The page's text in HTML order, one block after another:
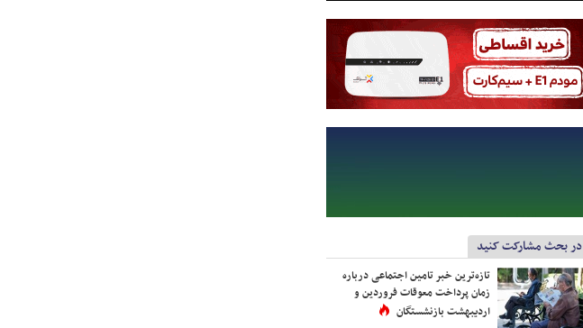
در بحث مشارکت کنید
تازه‌ترین خبر تامین اجتماعی درباره
زمان پرداخت معوقات فروردین و
اردیبهشت بازنشستگان